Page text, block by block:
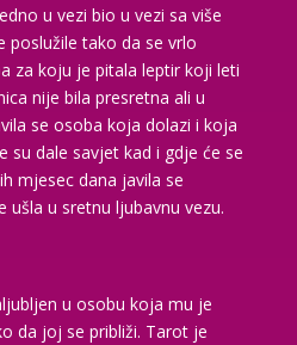
064/600-600
mob:1,12€ min
/ Kod 31
064/600-600
mob:1,12€ min
u vezi bio u vezi sa više
poslužile tako da se vrlo
za koju je pitala leptir koji leti
nije bila presretna ali u
se osoba koja dolazi i koja
su dale savjet kad i gdje će se
mjesec dana javila se
ušla u sretnu ljubavnu vezu.
u osobu koja mu je
da joj se približi. Tarot je